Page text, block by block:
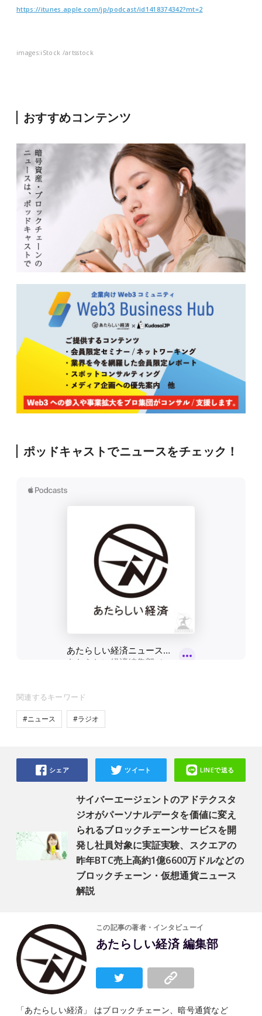
https://itunes.apple.com/jp/podcast/id1418374342?mt=2
images:iStock /artsstock
おすすめコンテンツ
ポッドキャストでニュースをチェック！
関連するキーワード
#ニュース #ラジオ
サイバーエージェントのアドテクスタ
ジオがパーソナルデータを価値に変え
られるブロックチェーンサービスを開
発し社員対象に実証実験、スクエアの
昨年BTC売上高約1億6600万ドルなどの
ブロックチェーン・仮想通貨ニュース
解説
シェア ツイート LINEで送る
この記事の著者・インタビューイ
あたらしい経済 編集部
「あたらしい経済」 はブロックチェーン、暗号通貨など